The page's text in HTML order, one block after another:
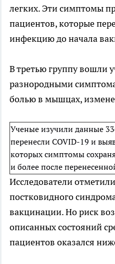
легких. Эти симптомы
пациентов, которые
инфекцию до начала
В третью группу вошли
разнородными
болью в мышцах,
Ученые изучили данные
перенесли COVID-19 и
которых симптомы
и более после
Исследователи
постковидного
вакцинации. Но риск
описанных состояний
пациентов оказался